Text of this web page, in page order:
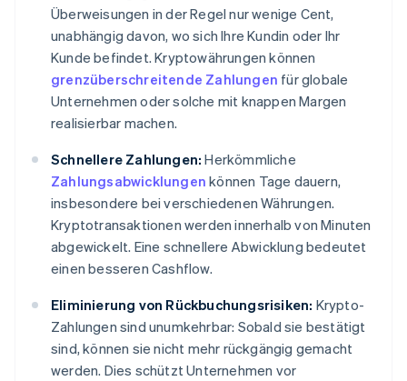
Überweisungen in der Regel nur wenige Cent,
unabhängig davon, wo sich Ihre Kundin oder Ihr
Kunde befindet. Kryptowährungen können
grenzüberschreitende Zahlungen für globale
Unternehmen oder solche mit knappen Margen
realisierbar machen.
Schnellere Zahlungen: Herkömmliche
Zahlungsabwicklungen können Tage dauern,
insbesondere bei verschiedenen Währungen.
Kryptotransaktionen werden innerhalb von Minuten
abgewickelt. Eine schnellere Abwicklung bedeutet
einen besseren Cashflow.
Eliminierung von Rückbuchungsrisiken: Krypto-
Zahlungen sind unumkehrbar: Sobald sie bestätigt
sind, können sie nicht mehr rückgängig gemacht
werden. Dies schützt Unternehmen vor